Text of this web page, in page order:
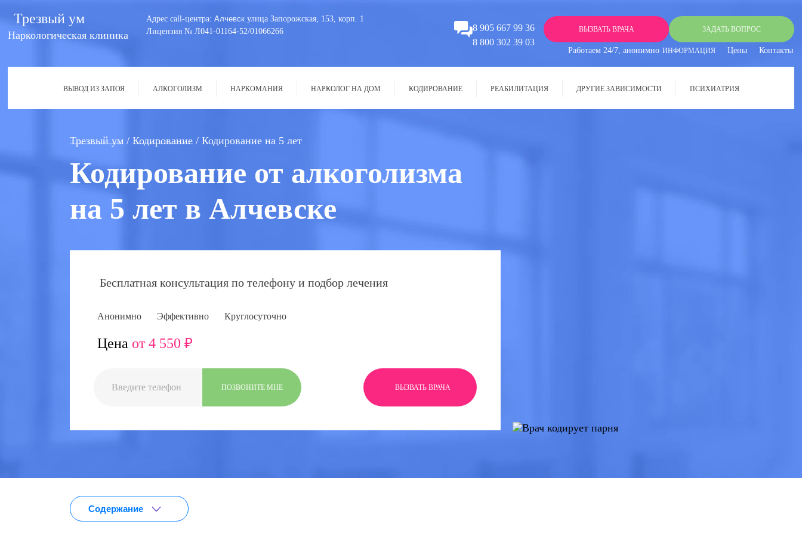
Трезвый ум
Наркологическая клиника
Адрес call-центра: Алчевск улица Запорожская, 153, корп. 1
Лицензия № Л041-01164-52/01066266
8 905 667 99 36
8 800 302 39 03
ВЫЗВАТЬ ВРАЧА ЗАДАТЬ ВОПРОС
Работаем 24/7, анонимно ИНФОРМАЦИЯ Цены Контакты
ВЫВОД ИЗ ЗАПОЯ АЛКОГОЛИЗМ НАРКОМАНИЯ НАРКОЛОГ НА ДОМ КОДИРОВАНИЕ РЕАБИЛИТАЦИЯ ДРУГИЕ ЗАВИСИМОСТИ ПСИХИАТРИЯ
Трезвый ум Кодирование Кодирование на 5 лет
Кодирование от алкоголизма
на 5 лет в Алчевске
Бесплатная консультация по телефону и подбор лечения
Анонимно Эффективно Круглосуточно
Цена от 4 550 ₽
ПОЗВОНИТЕ МНЕ ВЫЗВАТЬ ВРАЧА
Содержание